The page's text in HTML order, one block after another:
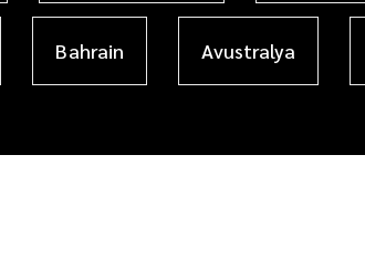
Bahrain Avustralya